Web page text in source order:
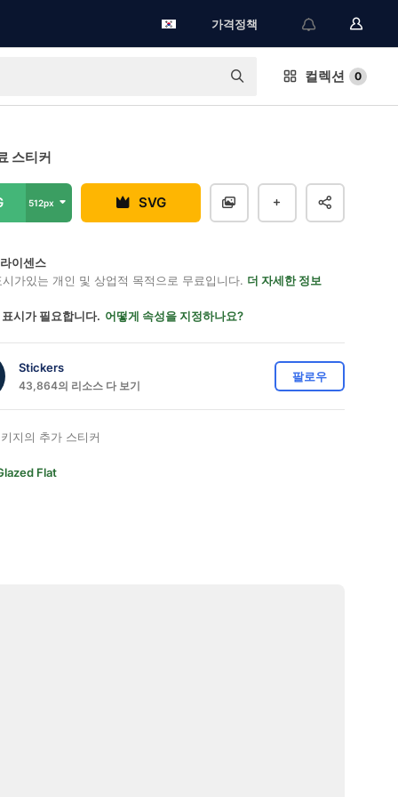
가격정책
컬렉션 0
스티커
512px SVG
이센스
가있는 개인 및 상업적 목적으로 무료입니다. 더 자세한 정보
시가 필요합니다. 어떻게 속성을 지정하나요?
Stickers
43,864의 리소스 다 보기
팔로우
지의 추가 스티커
Flat